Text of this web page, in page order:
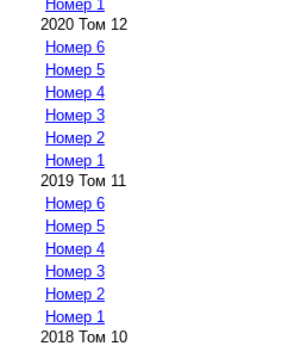
Номер 1
2020 Том 12
Номер 6
Номер 5
Номер 4
Номер 3
Номер 2
Номер 1
2019 Том 11
Номер 6
Номер 5
Номер 4
Номер 3
Номер 2
Номер 1
2018 Том 10